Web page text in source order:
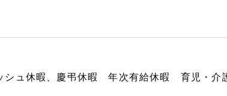
ュ休暇、慶弔休暇 年次有給休暇 育児・介